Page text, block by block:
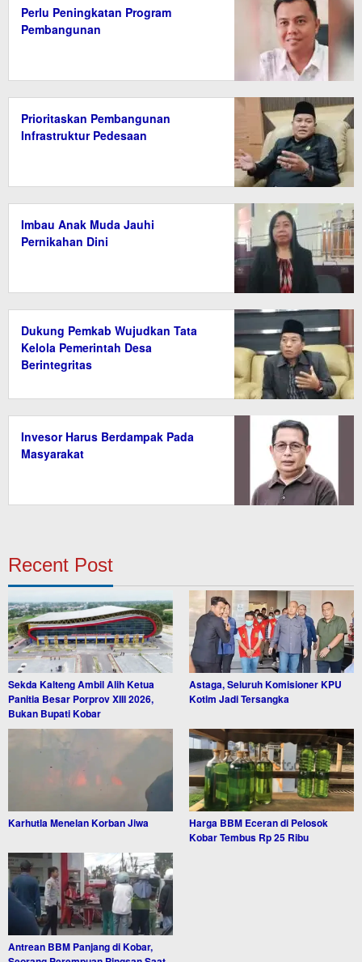
Perlu Peningkatan Program
Pembangunan
Prioritaskan Pembangunan
Infrastruktur Pedesaan
Imbau Anak Muda Jauhi
Pernikahan Dini
Dukung Pemkab Wujudkan Tata
Kelola Pemerintah Desa
Berintegritas
Invesor Harus Berdampak Pada
Masyarakat
Recent Post
Sekda Kalteng Ambil Alih Ketua
Panitia Besar Porprov XIII 2026,
Bukan Bupati Kobar
Astaga, Seluruh Komisioner KPU
Kotim Jadi Tersangka
Karhutla Menelan Korban Jiwa
Harga BBM Eceran di Pelosok
Kobar Tembus Rp 25 Ribu
Antrean BBM Panjang di Kobar,